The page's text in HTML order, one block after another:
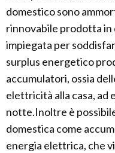
domestico sono
rinnovabile prodotta in
impiegata per
surplus energetico
accumulatori, ossia
elettricità alla casa, ad
notte.Inoltre è
domestica come
energia elettrica, che